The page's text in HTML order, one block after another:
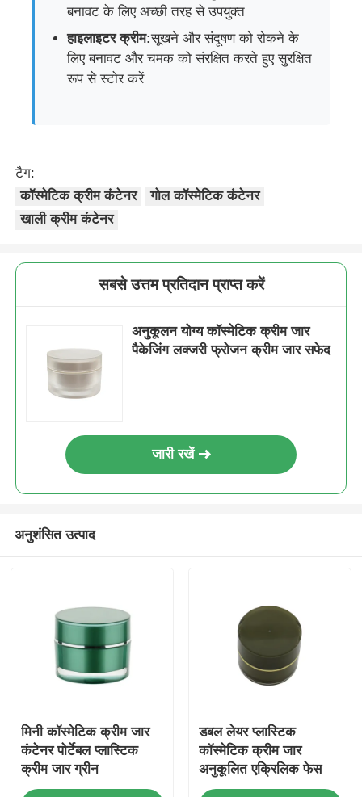
पेंच लोशन पंप
बाएं दाएं लॉक पंप
सिरप डिस्पेंसर पंप
नाक छिड़काव मशीन
बनावट के लिए अच्छी तरह से उपयुक्त
हाइलाइटर क्रीम:सूखने और संदूषण को रोकने के
लिए बनावट और चमक को संरक्षित करते हुए सुरक्षित
रूप से स्टोर करें
टैग:
कॉस्मेटिक क्रीम कंटेनर
गोल कॉस्मेटिक कंटेनर
खाली क्रीम कंटेनर
सबसे उत्तम प्रतिदान प्राप्त करें
अनुकूलन योग्य कॉस्मेटिक क्रीम जार
पैकेजिंग लक्जरी फ्रोजन क्रीम जार सफेद
जारी रखें
अनुशंसित उत्पाद
मिनी कॉस्मेटिक क्रीम जार
कंटेनर पोर्टेबल प्लास्टिक
क्रीम जार ग्रीन
डबल लेयर प्लास्टिक
कॉस्मेटिक क्रीम जार
अनुकूलित एक्रिलिक फेस
क्रीम जार 10g 20g 30g